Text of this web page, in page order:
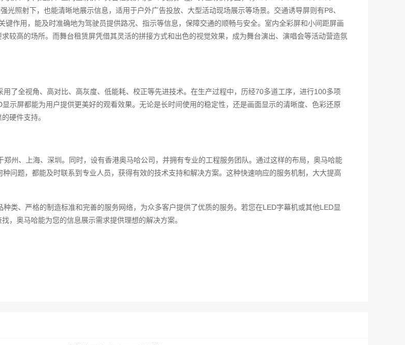
照射下，也能清晰地展示信息，适用于户外广告投放、大型活动现场展示等场景。交通诱导屏则有P8、
作用，能及时准确地为驾驶员提供路况、指示等信息，保障交通的顺畅与安全。室内全彩屏和小间距屏画
较高的场所。而舞台租赁屏凭借其灵活的拼接方式和出色的视觉效果，成为舞台演出、演唱会等活动营造氛
了全视角、高对比、高灰度、低能耗、校正等先进技术。在生产过程中，历经70多道工序，进行100多项
示屏都能为用户提供更美好的观看效果。无论是长时间使用的稳定性，还是画面显示的清晰度、色彩还原
硬件支持。
州、上海、深圳。同时，设有香港奥马哈公司，并拥有专业的工程服务团队。通过这样的布局，奥马哈能
问题，都能及时联系到专业人员，获得有效的技术支持和解决方案。这种快速响应的服务机制，大大提高
类、严格的制造标准和完善的服务网络，为众多客户提供了优质的服务。若您在LED字幕机或其他LED显
，奥马哈能为您的信息展示需求提供理想的解决方案。